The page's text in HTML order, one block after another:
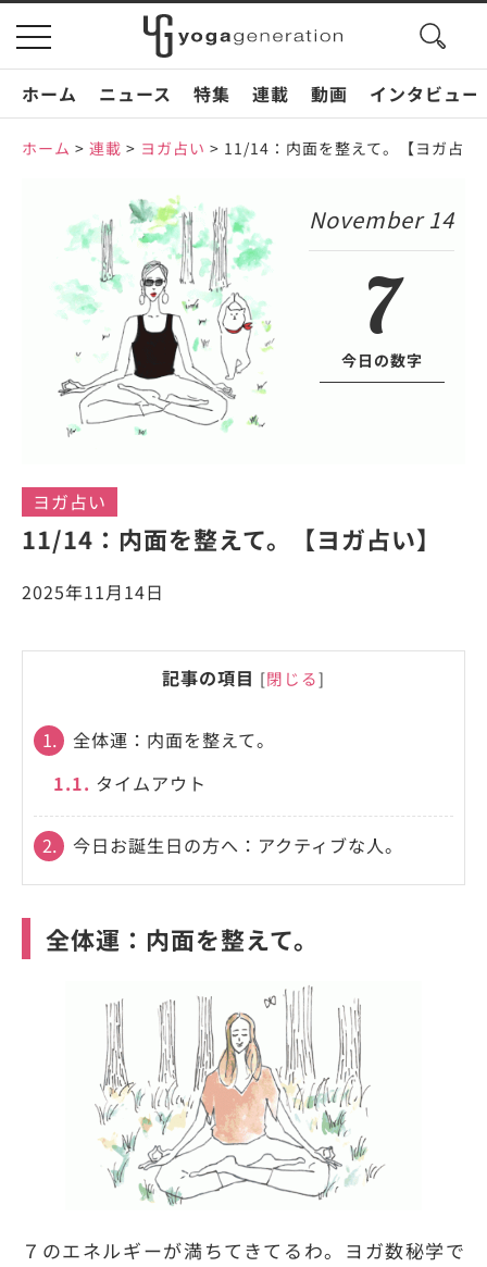
toggle
navigation
search
ホーム
ニュース 特集 連載 動画 インタビュー
ホーム > 連載 > ヨガ占い > 11/14：内面を整えて。【ヨガ占い
November 14
7
今日の数字
ヨガ占い
11/14：内面を整えて。【ヨガ占い】
2025年11月14日
記事の項目 [閉じる]
1.
全体運：内面を整えて。
1.1. タイムアウト
2. 今日お誕生日の方へ：アクティブな人。
全体運：内面を整えて。
７のエネルギーが満ちてきてるわ。ヨガ数秘学で